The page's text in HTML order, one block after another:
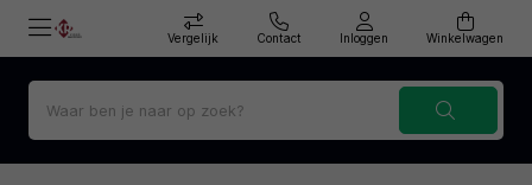
Vergelijk Contact Inloggen Winkelwagen